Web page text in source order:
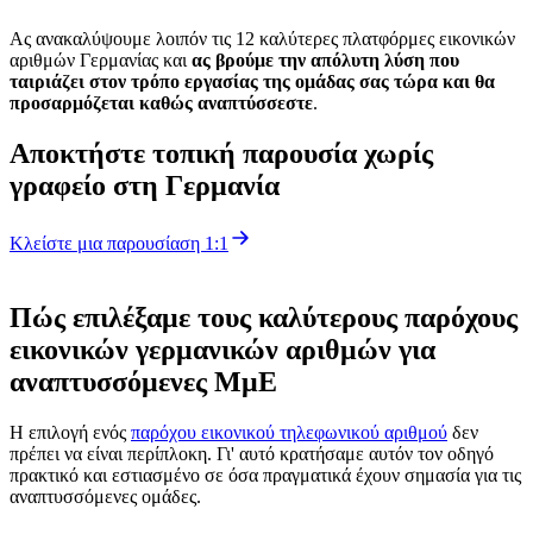
Ας ανακαλύψουμε λοιπόν τις 12 καλύτερες πλατφόρμες εικονικών
αριθμών Γερμανίας και ας βρούμε την απόλυτη λύση που
ταιριάζει στον τρόπο εργασίας της ομάδας σας τώρα και θα
προσαρμόζεται καθώς αναπτύσσεστε.
Αποκτήστε τοπική παρουσία χωρίς
γραφείο στη Γερμανία
Κλείστε μια παρουσίαση 1:1
Πώς επιλέξαμε τους καλύτερους παρόχους
εικονικών γερμανικών αριθμών για
αναπτυσσόμενες ΜμΕ
Η επιλογή ενός παρόχου εικονικού τηλεφωνικού αριθμού δεν
πρέπει να είναι περίπλοκη. Γι' αυτό κρατήσαμε αυτόν τον οδηγό
πρακτικό και εστιασμένο σε όσα πραγματικά έχουν σημασία για τις
αναπτυσσόμενες ομάδες.